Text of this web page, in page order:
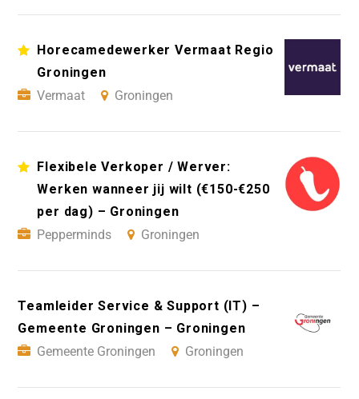
Horecamedewerker Vermaat Regio
Groningen
Vermaat
Groningen
Flexibele Verkoper / Werver:
Werken wanneer jij wilt (€150-€250
per dag) – Groningen
Pepperminds
Groningen
Teamleider Service & Support (IT) –
Gemeente Groningen – Groningen
Gemeente Groningen
Groningen